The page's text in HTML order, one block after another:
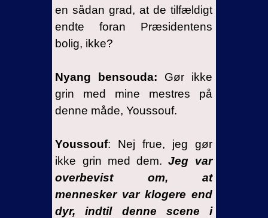
en sådan grad, at de tilfældigt
endte foran Præsidentens
bolig, ikke?
Nyang bensouda: Gør ikke
grin med mine mestres på
denne måde, Youssouf.
Youssouf: Nej frue, jeg gør
ikke grin med dem.Jeg var
overbevist om, at
mennesker var klogere end
dyr, indtil denne scene i